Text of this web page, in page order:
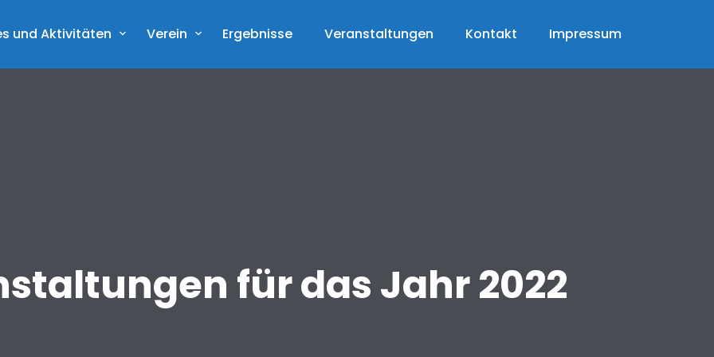
und Aktivitäten Verein Ergebnisse Veranstaltungen Kontakt Impressum
für das Jahr 2022